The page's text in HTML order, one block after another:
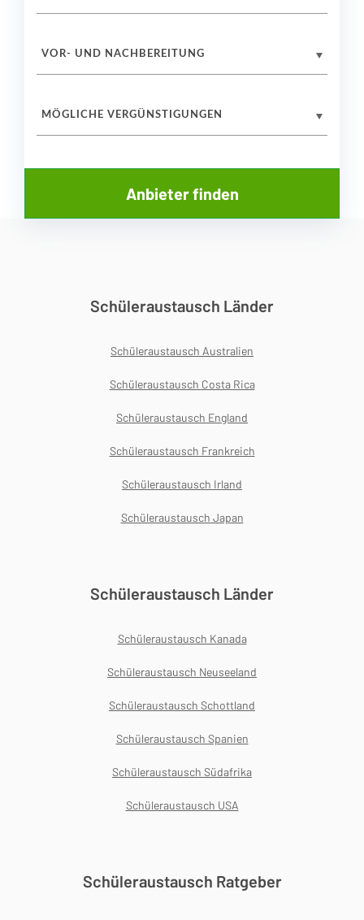
VOR- UND NACHBEREITUNG
MÖGLICHE VERGÜNSTIGUNGEN
Schüleraustausch Länder
Schüleraustausch Australien
Schüleraustausch Costa Rica
Schüleraustausch England
Schüleraustausch Frankreich
Schüleraustausch Irland
Schüleraustausch Japan
Schüleraustausch Länder
Schüleraustausch Kanada
Schüleraustausch Neuseeland
Schüleraustausch Schottland
Schüleraustausch Spanien
Schüleraustausch Südafrika
Schüleraustausch USA
Schüleraustausch Ratgeber